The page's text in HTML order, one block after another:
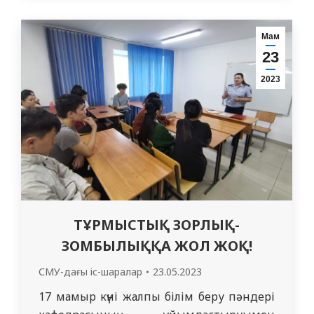
орта арнаулы білім беру мекемелерінің
барлық білім беру бағдарламасының 1-2
курс студенттері арасынан 11 команда
қатысты. Олимпиаданың негізгі мақсаты
– Қазақстан…
Мам
23
2023
ТҰРМЫСТЫҚ ЗОРЛЫҚ-
ЗОМБЫЛЫҚҚА ЖОЛ ЖОҚ!
СМУ-дағы іс-шаралар 23.05.2023
17 мамыр күні жалпы білім беру пәндері